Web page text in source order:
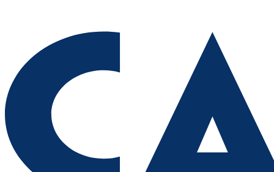
На острове Поджабный в Самаре тушили горящий мусор
07.08.2026 | 10:55
Жители Самары рассказали, как проведут остаток лета
07.08.2026 | 10:49
Выставка о Самаре открылась на Тверском бульваре Москвы
07.08.2026 | 10:41
В Тольятти стартовал третий день гандбольного турнира
Спартакиады народов России
07.08.2026 | 10:38
Народные приметы на 8 августа 2026 года: что нельзя делать в
этот день
07.08.2026 | 10:21
Пропавшего в Самаре шестиклассника нашли живым спустя 6